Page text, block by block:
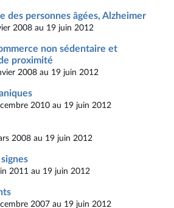
des personnes âgées, Alzheimer
2008 au 19 juin 2012
non sédentaire et
proximité
2008 au 19 juin 2012
2010 au 19 juin 2012
2008 au 19 juin 2012
2011 au 19 juin 2012
2007 au 19 juin 2012